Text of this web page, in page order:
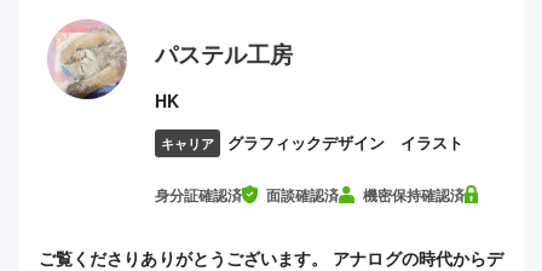
パステル工房
HK
キャリア グラフィックデザイン イラスト
身分証確認済 面談確認済 機密保持確認済
ご覧くださりありがとうございます。 アナログの時代からデ